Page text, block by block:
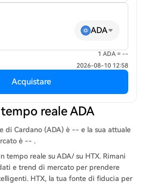
ADA
1 ADA = --
2026-08-10 12:58
Acquistare
reale ADA
di Cardano (ADA) è -- e la sua attuale
è -- .
tempo reale su ADA/ su HTX. Rimani
e trend di mercato per prendere
HTX, la tua fonte di fiducia per